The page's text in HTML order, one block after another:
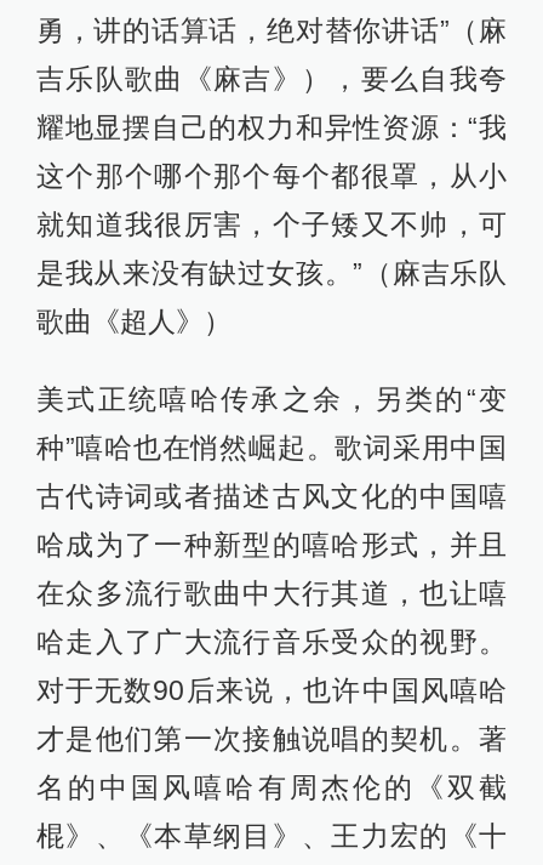
勇，讲的话算话，绝对替你讲话”（麻
吉乐队歌曲《麻吉》），要么自我夸
耀地显摆自己的权力和异性资源：“我
这个那个哪个那个每个都很罩，从小
就知道我很厉害，个子矮又不帅，可
是我从来没有缺过女孩。”（麻吉乐队
歌曲《超人》）
美式正统嘻哈传承之余，另类的“变
种”嘻哈也在悄然崛起。歌词采用中国
古代诗词或者描述古风文化的中国嘻
哈成为了一种新型的嘻哈形式，并且
在众多流行歌曲中大行其道，也让嘻
哈走入了广大流行音乐受众的视野。
对于无数90后来说，也许中国风嘻哈
才是他们第一次接触说唱的契机。著
名的中国风嘻哈有周杰伦的《双截
棍》、《本草纲目》、王力宏的《十